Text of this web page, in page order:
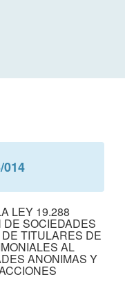
014
LEY 19.288
SOCIEDADES
TITULARES DE
AL
ANONIMAS Y